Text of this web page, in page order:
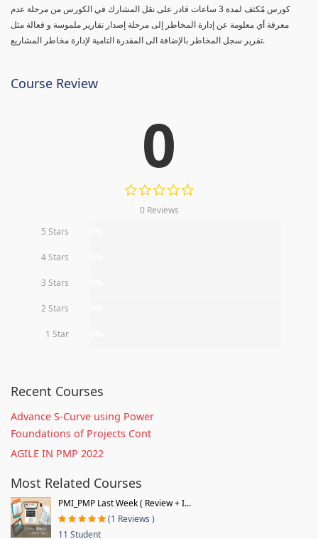
كورس مٌكثف لمدة 3 ساعات قادر على نقل المشارك في الكورس من مرحلة عدم
معرفة أي معلومة عن إدارة المخاطر إلى مرحلة إصدار تقارير ملموسة و فعالة مثل
تقرير سجل المخاطر بالإضافة الى المقدرة التامية لإدارة مخاطر المشاريع.
Course Review
0
0 Reviews
5 Stars
4 Stars
3 Stars
2 Stars
1 Star
Recent Courses
Advance S-Curve using Power
Foundations of Projects Cont
AGILE IN PMP 2022
Most Related Courses
PMI_PMP Last Week ( Review + I...
(1 Reviews )
11 Student